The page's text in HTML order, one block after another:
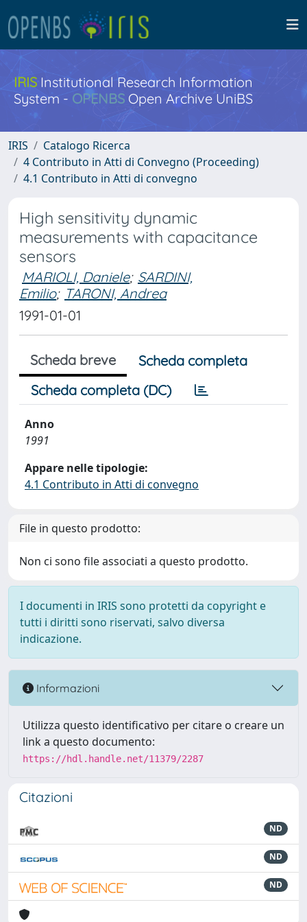
IRISInstitutional Research Information
System - OPENBS Open Archive UniBS
IRIS
Catalogo Ricerca
4 Contributo in Atti di Convegno (Proceeding)
4.1 Contributo in Atti di convegno
High sensitivity dynamic
measurements with capacitance
sensors
MARIOLI, Daniele; SARDINI,
Emilio; TARONI, Andrea
1991-01-01
Scheda breve
Scheda completa
Scheda completa (DC)
Anno
1991
Appare nelle tipologie:
4.1 Contributo in Atti di convegno
File in questo prodotto:
Non ci sono file associati a questo prodotto.
I documenti in IRIS sono protetti da copyright e
tutti i diritti sono riservati, salvo diversa
indicazione.
Informazioni
Utilizza questo identificativo per citare o creare un
link a questo documento:
https://hdl.handle.net/11379/2287
Citazioni
ND
ND
ND